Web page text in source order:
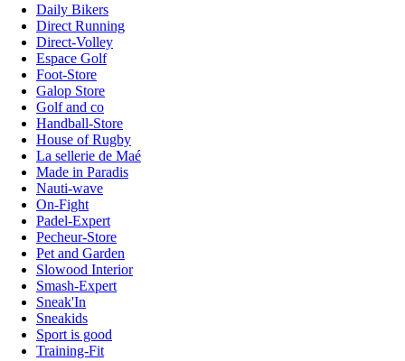
Daily Bikers
Direct Running
Direct-Volley
Espace Golf
Foot-Store
Galop Store
Golf and co
Handball-Store
House of Rugby
La sellerie de Maé
Made in Paradis
Nauti-wave
On-Fight
Padel-Expert
Pecheur-Store
Pet and Garden
Slowood Interior
Smash-Expert
Sneak'In
Sneakids
Sport is good
Training-Fit